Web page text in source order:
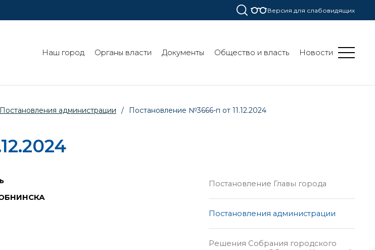
Версия для слабовидящих
Наш город Органы власти Документы Общество и власть Новости
Постановления администрации / Постановление №3666-п от 11.12.2024
Постановление Главы города
Постановления администрации
Решения Собрания городского